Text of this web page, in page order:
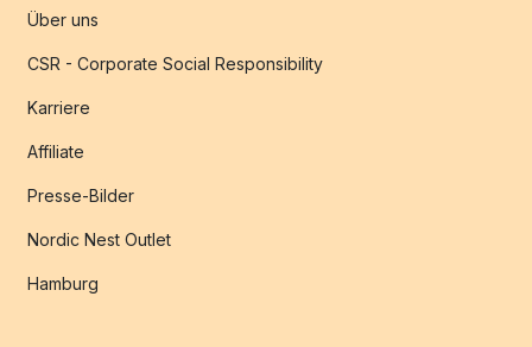
Über uns
CSR - Corporate Social Responsibility
Karriere
Affiliate
Presse-Bilder
Nordic Nest Outlet
Hamburg